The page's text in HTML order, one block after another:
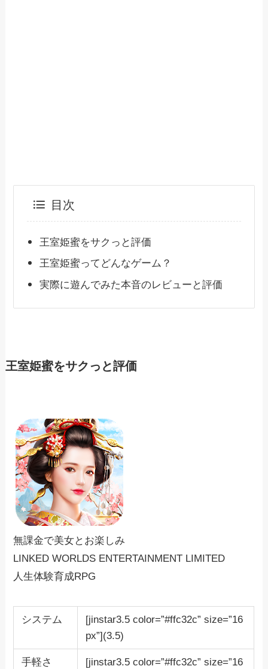
目次
王室姫蜜をサクっと評価
王室姫蜜ってどんなゲーム？
実際に遊んでみた本音のレビューと評価
王室姫蜜をサクっと評価
無課金で美女とお楽しみ
LINKED WORLDS ENTERTAINMENT LIMITED
人生体験育成RPG
システム
[jinstar3.5 color=”#ffc32c” size=”16
px”](3.5)
手軽さ
[jinstar3.5 color=”#ffc32c” size=”16